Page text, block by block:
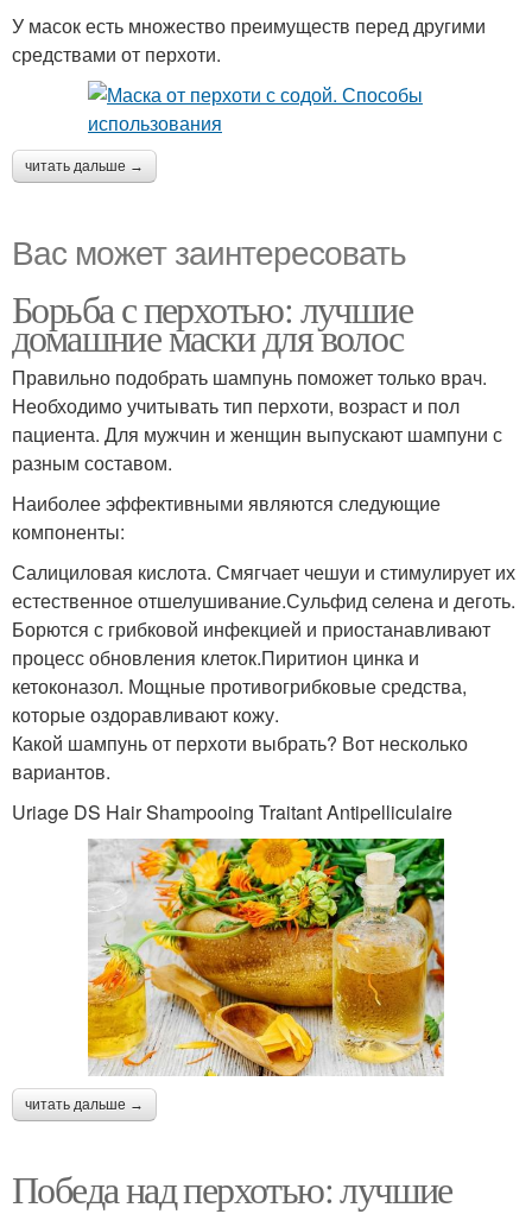
У масок есть множество преимуществ перед другими
средствами от перхоти.
читать дальше →
Вас может заинтересовать
Борьба с перхотью: лучшие
домашние маски для волос
Правильно подобрать шампунь поможет только врач.
Необходимо учитывать тип перхоти, возраст и пол
пациента. Для мужчин и женщин выпускают шампуни с
разным составом.
Наиболее эффективными являются следующие
компоненты:
Салициловая кислота. Смягчает чешуи и стимулирует их
естественное отшелушивание.Сульфид селена и деготь.
Борются с грибковой инфекцией и приостанавливают
процесс обновления клеток.Пиритион цинка и
кетоконазол. Мощные противогрибковые средства,
которые оздоравливают кожу.
Какой шампунь от перхоти выбрать? Вот несколько
вариантов.
Uriage DS Hair Shampooing Traitant Antipelliculaire
читать дальше →
Победа над перхотью: лучшие